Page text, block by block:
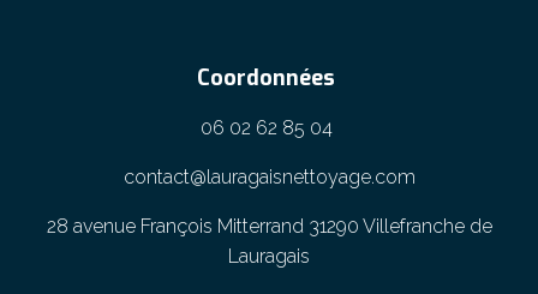
Coordonnées
06 02 62 85 04
contact@lauragaisnettoyage.com
28 avenue François Mitterrand 31290 Villefranche de
Lauragais